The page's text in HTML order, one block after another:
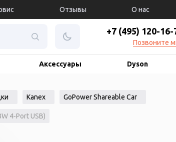
Отзывы О нас
+7 (495) 120-16-
Позвоните
Аксессуары Dyson
Kanex GoPower Shareable Car
4-Port USB)